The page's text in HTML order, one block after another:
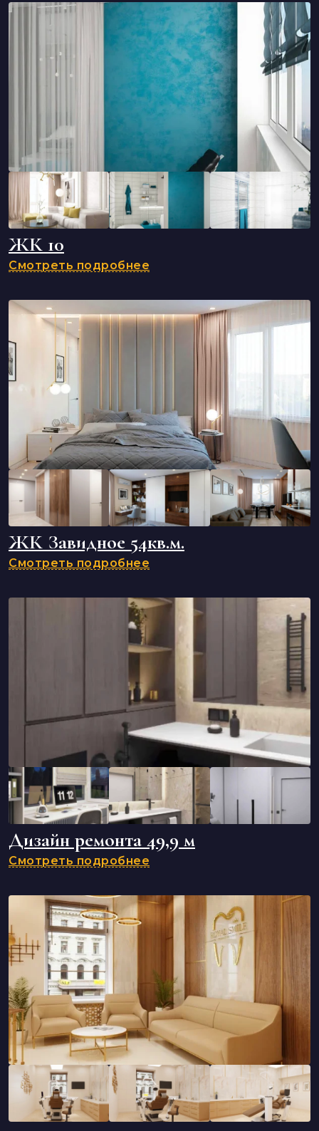
ЖК 10
Смотреть подробнее
ЖК Завидное 54кв.м.
Смотреть подробнее
Дизайн ремонта 49,9 м
Смотреть подробнее